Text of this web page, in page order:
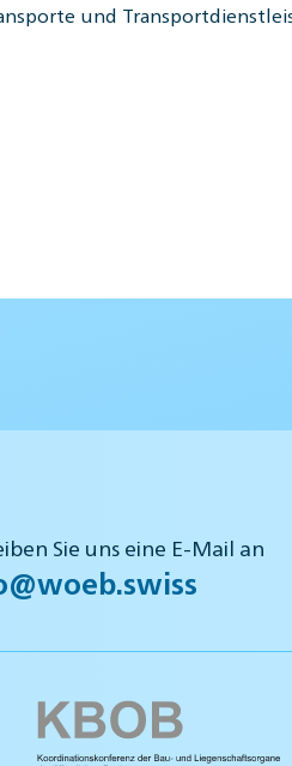
und
Sie uns eine E-Mail an